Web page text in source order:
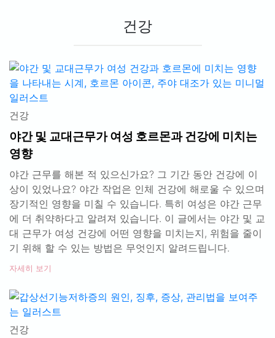
건강
건강
야간 및 교대근무가 여성 호르몬과 건강에 미치는
영향
야간 근무를 해본 적 있으신가요? 그 기간 동안 건강에 이
상이 있었나요? 야간 작업은 인체 건강에 해로울 수 있으며
장기적인 영향을 미칠 수 있습니다. 특히 여성은 야간 근무
에 더 취약하다고 알려져 있습니다. 이 글에서는 야간 및 교
대 근무가 여성 건강에 어떤 영향을 미치는지, 위험을 줄이
기 위해 할 수 있는 방법은 무엇인지 알려드립니다.
자세히 보기
건강